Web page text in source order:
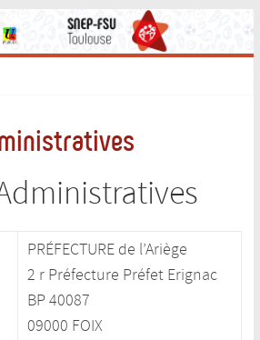
PRÉFECTURE de l’Ariège
2 r Préfecture Préfet Erignac
BP 40087
09000 FOIX